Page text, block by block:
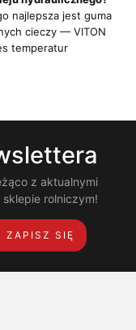
najlepsza jest guma
cieczy — VITON
temperatur
z aktualnymi
rolniczym!
ZAPISZ SIĘ